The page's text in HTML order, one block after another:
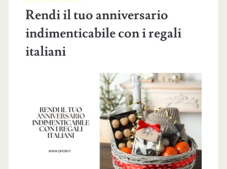
Rendi il tuo anniversario
indimenticabile con i regali
italiani